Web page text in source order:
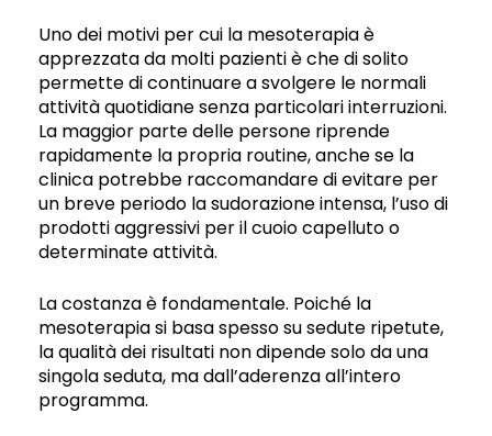
Uno dei motivi per cui la mesoterapia è
apprezzata da molti pazienti è che di solito
permette di continuare a svolgere le normali
attività quotidiane senza particolari interruzioni.
La maggior parte delle persone riprende
rapidamente la propria routine, anche se la
clinica potrebbe raccomandare di evitare per
un breve periodo la sudorazione intensa, l’uso di
prodotti aggressivi per il cuoio capelluto o
determinate attività.
La costanza è fondamentale. Poiché la
mesoterapia si basa spesso su sedute ripetute,
la qualità dei risultati non dipende solo da una
singola seduta, ma dall’aderenza all’intero
programma.